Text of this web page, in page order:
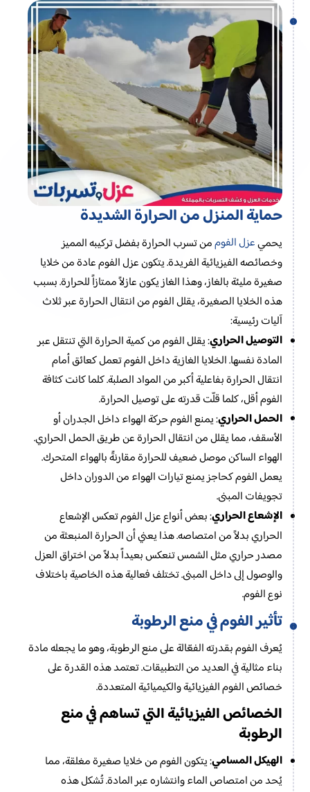
حماية المنزل من الحرارة الشديدة
يحميعزل الفوممن تسرب الحرارة بفضل تركيبه المميز
وخصائصه الفيزيائية الفريدة. يتكون عزل الفوم عادة من خلايا
صغيرة مليئة بالغاز، وهذا الغاز يكون عازلاً ممتازاً للحرارة. بسبب
هذه الخلايا الصغيرة، يقلل الفوم من انتقال الحرارة عبر ثلاث
آليات رئيسية:
التوصيل الحراري: يقلل الفوم من كمية الحرارة التي تنتقل عبر
المادة نفسها. الخلايا الغازية داخل الفوم تعمل كعائق أمام
انتقال الحرارة بفاعلية أكبر من المواد الصلبة. كلما كانت كثافة
الفوم أقل، كلما قلّت قدرته على توصيل الحرارة.
الحمل الحراري: يمنع الفوم حركة الهواء داخل الجدران أو
الأسقف، مما يقلل من انتقال الحرارة عن طريق الحمل الحراري.
الهواء الساكن موصل ضعيف للحرارة مقارنةً بالهواء المتحرك.
يعمل الفوم كحاجز يمنع تيارات الهواء من الدوران داخل
تجويفات المبنى.
الإشعاع الحراري: بعض أنواع عزل الفوم تعكس الإشعاع
الحراري بدلاً من امتصاصه. هذا يعني أن الحرارة المنبعثة من
مصدر حراري مثل الشمس تنعكس بعيداً بدلاً من اختراق العزل
والوصول إلى داخل المبنى. تختلف فعالية هذه الخاصية باختلاف
نوع الفوم.
تأثير الفوم في منع الرطوبة
يُعرف الفوم بقدرته الفعّالة على منع الرطوبة، وهو ما يجعله مادة
بناء مثالية في العديد من التطبيقات. تعتمد هذه القدرة على
خصائص الفوم الفيزيائية والكيميائية المتعددة.
الخصائص الفيزيائية التي تساهم في منع
الرطوبة
الهيكل المسامي: يتكون الفوم من خلايا صغيرة مغلقة، مما
يُحد من امتصاص الماء وانتشاره عبر المادة. تُشكل هذه